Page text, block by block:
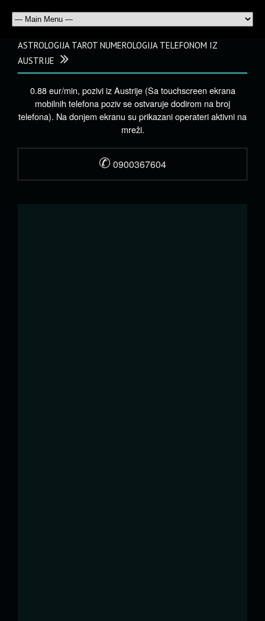
ASTROLOGIJA TAROT NUMEROLOGIJA TELEFONOM IZ
AUSTRIJE
0.88 eur/min, pozivi iz Austrije (Sa touchscreen ekrana
mobilnih telefona poziv se ostvaruje dodirom na broj
telefona). Na donjem ekranu su prikazani operateri aktivni na
mreži.
✆ 0900367604